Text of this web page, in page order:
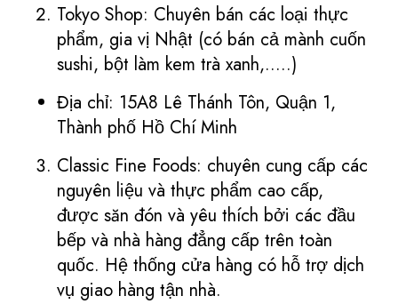
Tokyo Shop: Chuyên bán các loại thực
phẩm, gia vị Nhật (có bán cả mành cuốn
sushi, bột làm kem trà xanh,.....)
Địa chỉ: 15A8 Lê Thánh Tôn, Quận 1,
Thành phố Hồ Chí Minh
Classic Fine Foods: chuyên cung cấp các
nguyên liệu và thực phẩm cao cấp,
được săn đón và yêu thích bởi các đầu
bếp và nhà hàng đẳng cấp trên toàn
quốc. Hệ thống cửa hàng có hỗ trợ dịch
vụ giao hàng tận nhà.